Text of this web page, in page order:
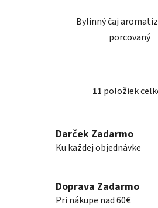
Bylinný čaj
porcovaný
O
á
d
i
e
11 položiek
Darček Zadarmo
Ku každej objednávke
Doprava Zadarmo
Pri nákupe nad 60€